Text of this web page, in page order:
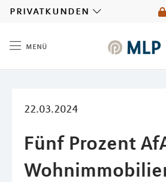
privatkunden
menü
22.03.2024
Fünf Prozent